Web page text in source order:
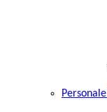
Personale